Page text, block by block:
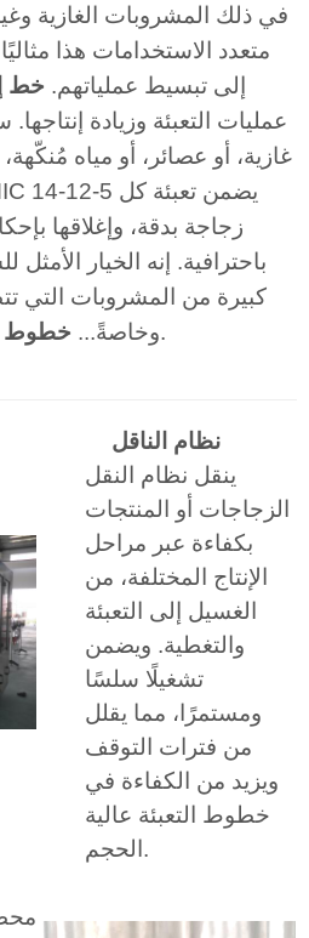
في ذلك المشروبات الغازية
متعدد الاستخدامات هذا
إلى تبسيط عملياتهم. خط
عمليات التعبئة وزيادة
غازية، أو عصائر، أو مياه
زجاجة بدقة، وإغلاقها
باحترافية. إنه الخيار
كبيرة من المشروبات التي
وخاصةً... خطوط .
نظام الناقل
ينقل نظام النقل
الزجاجات أو المنتجات
بكفاءة عبر مراحل
الإنتاج المختلفة، من
الغسيل إلى التعبئة
والتغطية. ويضمن
تشغيلًا سلسًا
ومستمرًا، مما يقلل
من فترات التوقف
ويزيد من الكفاءة في
خطوط التعبئة عالية
الحجم.